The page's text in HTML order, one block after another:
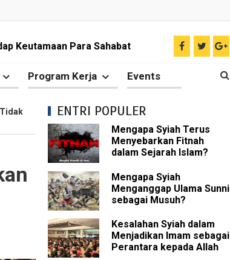
Keutamaan Para Sahabat
Mereka Memiliki Ilmu Ghaib?
Sahabat Rasulullah
Peran Sahabat Nabi
Hadis Shahih Sunni
Khalifah Utsman bin Affan
Mut'ah?
Pemahaman tentang Khalifah
Program Kerja Events
ENTRI POPULER
Mengapa Syiah Terus
Menyebarkan Fitnah
dalam Sejarah Islam?
Mengapa Syiah
Menganggap Ulama Sunni
sebagai Musuh?
Kesalahan Syiah dalam
Menjadikan Imam sebagai
Perantara kepada Allah